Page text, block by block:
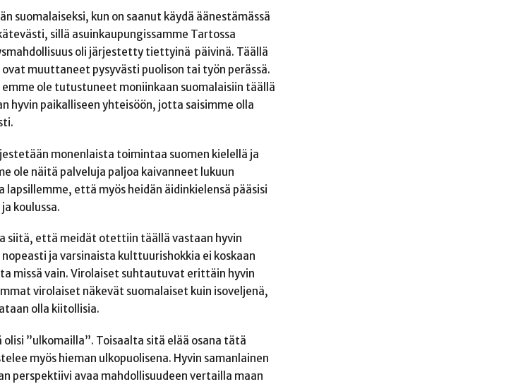
suomalaiseksi, kun on saanut käydä äänestämässä
sillä asuinkaupungissamme Tartossa
oli järjestetty tiettyinä päivinä. Täällä
muuttaneet pysyvästi puolison tai työn perässä.
ole tutustuneet moniinkaan suomalaisiin täällä
hyvin paikalliseen yhteisöön, jotta saisimme olla
monenlaista toimintaa suomen kielellä ja
ole näitä palveluja paljoa kaivanneet lukuun
että myös heidän äidinkielensä pääsisi
koulussa.
siitä, että meidät otettiin täällä vastaan hyvin
ja varsinaista kulttuurishokkia ei koskaan
missä vain. Virolaiset suhtautuvat erittäin hyvin
virolaiset näkevät suomalaiset kuin isoveljenä,
olla kiitollisia.
”ulkomailla”. Toisaalta sitä elää osana tätä
myös hieman ulkopuolisena. Hyvin samanlainen
perspektiivi avaa mahdollisuudeen vertailla maan